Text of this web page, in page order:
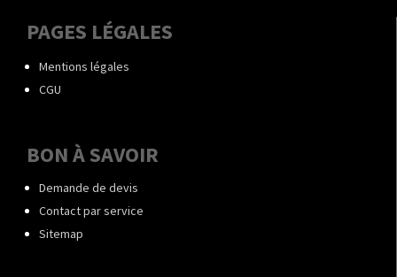
PAGES LÉGALES
Mentions légales
CGU
BON À SAVOIR
Demande de devis
Contact par service
Sitemap